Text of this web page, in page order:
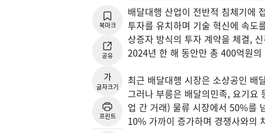
북마크
공유
가
글자크기
프린트
배달대행 산업이 전반적 침체기에
투자를 유치하며 기술 혁신에 속도
상증자 방식의 투자 계약을 체결,
2024년 한 해 동안만 총 400억원
최근 배달대행 시장은 소상공인 배
그러나 부릉은 배달의민족, 요기요
업 간 거래) 물류 시장에서 50%를
10% 가까이 증가하며 경쟁사와의